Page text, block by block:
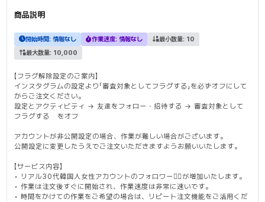
商品説明
開始時間:情報なし 作業速度:情報なし 最小数量: 10
最大数量: 10,000
【フラグ解除設定のご案内】
インスタグラムの設定より「審査対象としてフラグする」を必ずオフにして
からご注文ください。
設定とアクティビティ → 友達をフォロー・招待する → 審査対象として
フラグする をオフ
アカウントが非公開設定の場合、作業が難しい場合がございます。
公開設定に変更したうえでご注文いただきますようお願いいたします。
【サービス内容】
• リアル30代韓国人女性アカウントのフォロワー🙆‍♀️が増加いたします。
• 作業は注文後すぐに開始され、作業速度は非常に速いです。
• 時間をかけての作業をご希望の場合は、リピート注文機能をご活用くだ